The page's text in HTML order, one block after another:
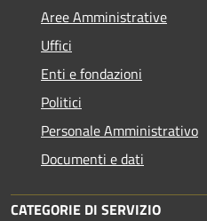
Aree Amministrative
Uffici
Enti e fondazioni
Politici
Personale Amministrativo
Documenti e dati
CATEGORIE DI SERVIZIO